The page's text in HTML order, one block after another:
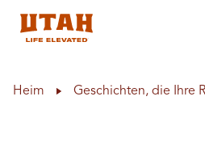
Heim Geschichten, die Ihre